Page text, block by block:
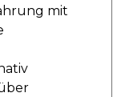
D Curl
mit